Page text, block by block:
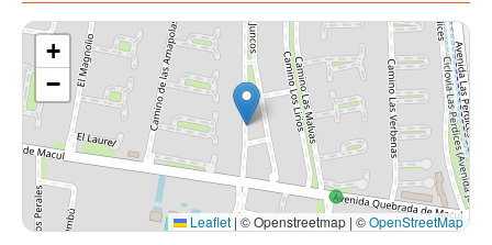
empotrado, campana, encimera y comedor de diario.
Logia cerrada con calefón y caldera.
Segundo piso
Dormitorio principal en suite con walking closet.
Dos dormitorios con clóset.
Tercer baño completo con ventilación natural.
Ático habilitado en el entretecho con escala americana.
+
−
Leaflet | © Openstreetmap | ©OpenStreetMap